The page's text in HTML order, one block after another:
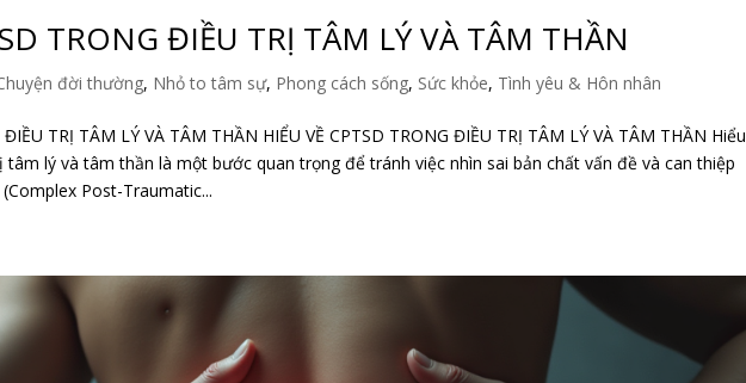
TRONG ĐIỀU TRỊ TÂM LÝ VÀ TÂM THẦN
đời thường, Nhỏ to tâm sự, Phong cách sống, Sức khỏe, Tình yêu & Hôn nhân
ĐIỀU TRỊ TÂM LÝ VÀ TÂM THẦN HIỂU VỀ CPTSD TRONG ĐIỀU TRỊ TÂM LÝ VÀ TÂM THẦN Hiểu
tâm lý và tâm thần là một bước quan trọng để tránh việc nhìn sai bản chất vấn đề và can thiệp
Post-Traumatic...